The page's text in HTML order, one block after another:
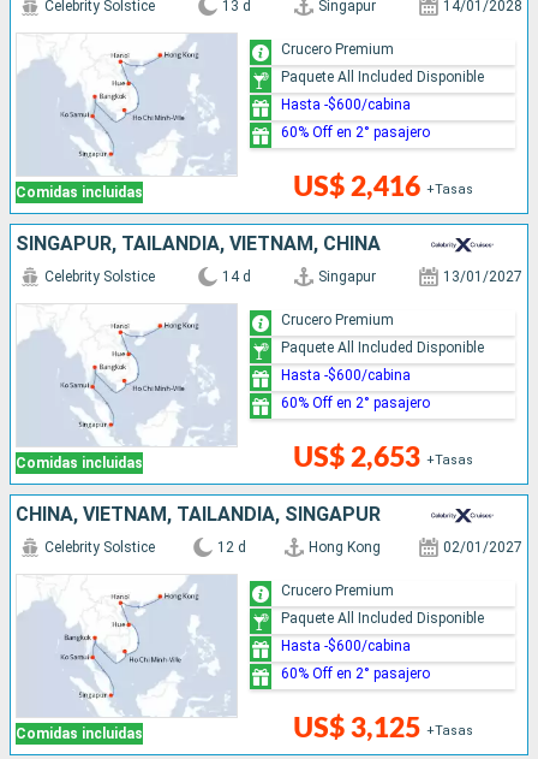
Comidas incluidas
Celebrity Solstice 13 d Singapur 14/01/2028
US$ 2,416 +Tasas
Crucero Premium
Paquete All Included Disponible
Hasta -$600/cabina
60% Off en 2° pasajero
SINGAPUR, TAILANDIA, VIETNAM, CHINA
Comidas incluidas
Celebrity Solstice 14 d Singapur 13/01/2027
US$ 2,653 +Tasas
Crucero Premium
Paquete All Included Disponible
Hasta -$600/cabina
60% Off en 2° pasajero
CHINA, VIETNAM, TAILANDIA, SINGAPUR
Comidas incluidas
Celebrity Solstice 12 d Hong Kong 02/01/2027
US$ 3,125 +Tasas
Crucero Premium
Paquete All Included Disponible
Hasta -$600/cabina
60% Off en 2° pasajero